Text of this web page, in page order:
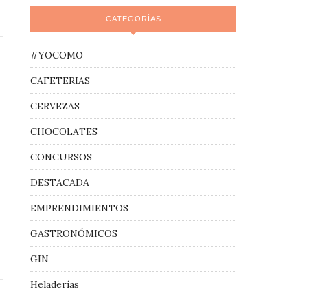
CATEGORÍAS
#YOCOMO
CAFETERIAS
CERVEZAS
CHOCOLATES
CONCURSOS
DESTACADA
EMPRENDIMIENTOS
GASTRONÓMICOS
GIN
Heladerías